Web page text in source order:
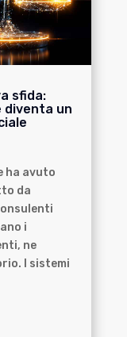
sfida:
diventa un
ha avuto
da
i
ne
I sistemi